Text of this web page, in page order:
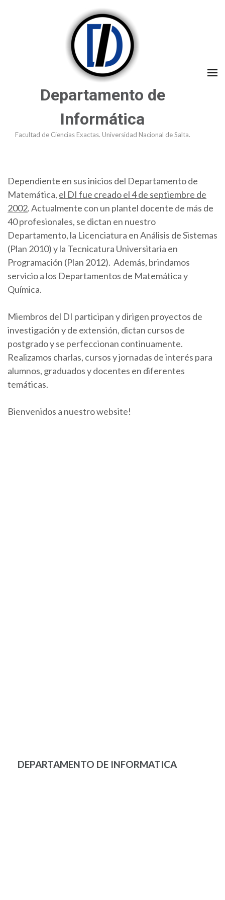
Departamento de
Informática
Facultad de Ciencias Exactas. Universidad Nacional de Salta.
Dependiente en sus inicios del Departamento de
Matemática, el DI fue creado el 4 de septiembre de
2002. Actualmente con un plantel docente de más de
40 profesionales, se dictan en nuestro
Departamento, la Licenciatura en Análisis de Sistemas
(Plan 2010) y la Tecnicatura Universitaria en
Programación (Plan 2012). Además, brindamos
servicio a los Departamentos de Matemática y
Química.
Miembros del DI participan y dirigen proyectos de
investigación y de extensión, dictan cursos de
postgrado y se perfeccionan continuamente.
Realizamos charlas, cursos y jornadas de interés para
alumnos, graduados y docentes en diferentes
temáticas.
Bienvenidos a nuestro website!
DEPARTAMENTO DE INFORMATICA